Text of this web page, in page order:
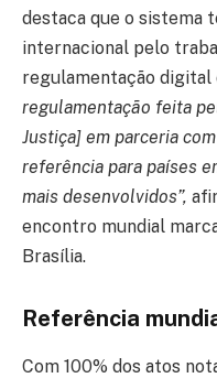
destaca que o sistema
internacional pelo
regulamentação digital
regulamentação feita
Justiça] em parceria
referência para países
mais desenvolvidos”,
encontro mundial
Brasília.
Referência
Com 100% dos atos